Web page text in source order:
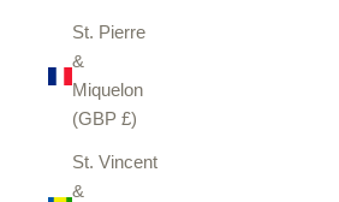
St. Pierre
&
Miquelon
(GBP £)
St. Vincent
&